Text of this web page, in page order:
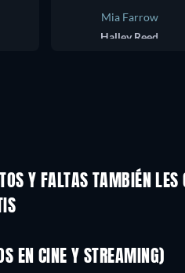
Mia Farrow
Halley Reed
Y FALTAS TAMBIÉN LES
EN CINE Y STREAMING)